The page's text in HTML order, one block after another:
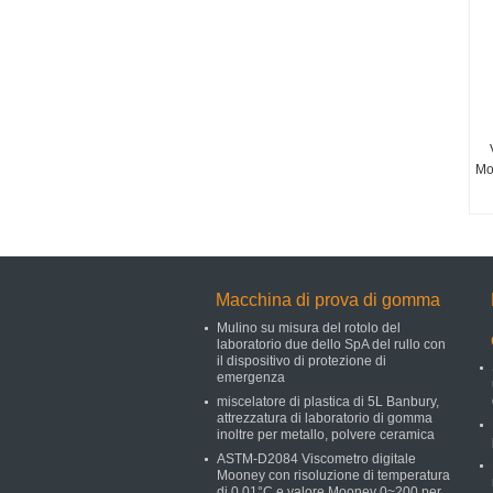
Macchina di prova di gomma
Mulino su misura del rotolo del
laboratorio due dello SpA del rullo con
il dispositivo di protezione di
emergenza
miscelatore di plastica di 5L Banbury,
attrezzatura di laboratorio di gomma
inoltre per metallo, polvere ceramica
ASTM-D2084 Viscometro digitale
Mooney con risoluzione di temperatura